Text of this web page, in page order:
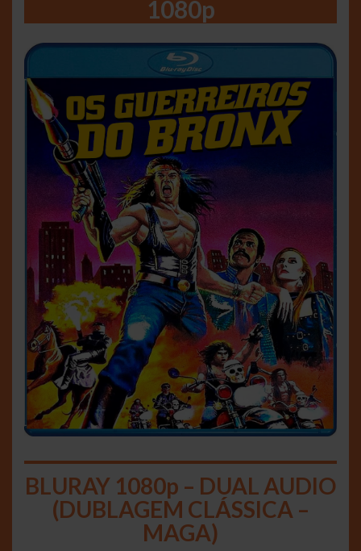
1080p
BLURAY 1080p – DUAL AUDIO
(DUBLAGEM CLÁSSICA –
MAGA)